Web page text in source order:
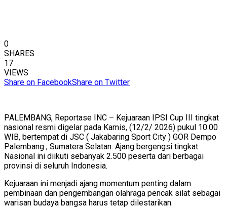
0
SHARES
17
VIEWS
Share on FacebookShare on Twitter
PALEMBANG, Reportase INC – Kejuaraan IPSI Cup III tingkat
nasional resmi digelar pada Kamis, (12/2/ 2026) pukul 10.00
WIB, bertempat di JSC ( Jakabaring Sport City ) GOR Dempo
Palembang , Sumatera Selatan. Ajang bergengsi tingkat
Nasional ini diikuti sebanyak 2.500 peserta dari berbagai
provinsi di seluruh Indonesia.
Kejuaraan ini menjadi ajang momentum penting dalam
pembinaan dan pengembangan olahraga pencak silat sebagai
warisan budaya bangsa harus tetap dilestarikan.